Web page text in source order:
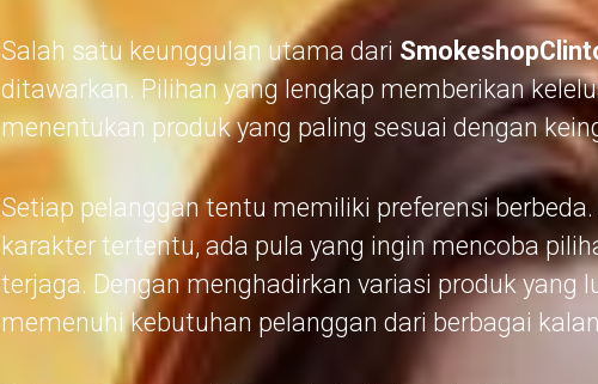
Salah satu keunggulan utama dari
ditawarkan. Pilihan yang lengkap memberikan
menentukan produk yang paling sesuai dengan
Setiap pelanggan tentu memiliki preferensi
karakter tertentu, ada pula yang ingin mencoba
terjaga. Dengan menghadirkan variasi produk yang
memenuhi kebutuhan pelanggan dari berbagai